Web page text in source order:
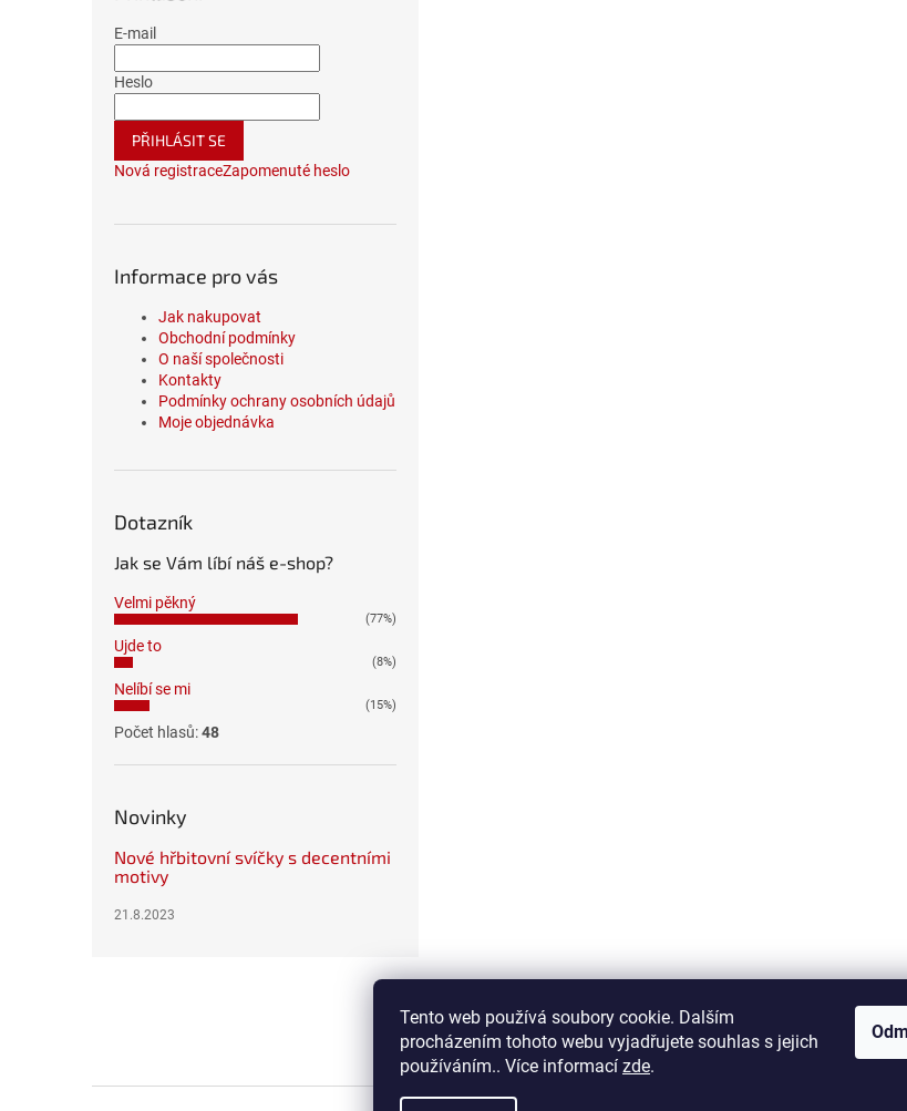
Tento web používá soubory cookie. Dalším
procházením tohoto webu vyjadřujete souhlas s jejich
používáním.. Více informací zde.
E-mail
Heslo
PŘIHLÁSIT SE
Nová registraceZapomenuté heslo
Informace pro vás
Jak nakupovat
Obchodní podmínky
O naší společnosti
Kontakty
Podmínky ochrany osobních údajů
Moje objednávka
Dotazník
Jak se Vám líbí náš e-shop?
Velmi pěkný
(77%)
Ujde to
(8%)
Nelíbí se mi
(15%)
Počet hlasů:48
Novinky
Nové hřbitovní svíčky s decentními
motivy
21.8.2023